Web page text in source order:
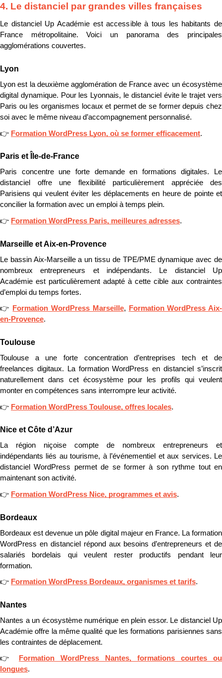
4. Le distanciel par grandes villes françaises
Le distanciel Up Académie est accessible à tous les habitants de
France métropolitaine. Voici un panorama des principales
agglomérations couvertes.
Lyon
Lyon est la deuxième agglomération de France avec un écosystème
digital dynamique. Pour les Lyonnais, le distanciel évite le trajet vers
Paris ou les organismes locaux et permet de se former depuis chez
soi avec le même niveau d’accompagnement personnalisé.
👉 Formation WordPress Lyon, où se former efficacement.
Paris et Île-de-France
Paris concentre une forte demande en formations digitales. Le
distanciel offre une flexibilité particulièrement appréciée des
Parisiens qui veulent éviter les déplacements en heure de pointe et
concilier la formation avec un emploi à temps plein.
👉 Formation WordPress Paris, meilleures adresses.
Marseille et Aix-en-Provence
Le bassin Aix-Marseille a un tissu de TPE/PME dynamique avec de
nombreux entrepreneurs et indépendants. Le distanciel Up
Académie est particulièrement adapté à cette cible aux contraintes
d’emploi du temps fortes.
👉 Formation WordPress Marseille,
Formation WordPress Aix-
en-Provence.
Toulouse
Toulouse a une forte concentration d’entreprises tech et de
freelances digitaux. La formation WordPress en distanciel s’inscrit
naturellement dans cet écosystème pour les profils qui veulent
monter en compétences sans interrompre leur activité.
👉 Formation WordPress Toulouse, offres locales.
Nice et Côte d’Azur
La région niçoise compte de nombreux entrepreneurs et
indépendants liés au tourisme, à l’événementiel et aux services. Le
distanciel WordPress permet de se former à son rythme tout en
maintenant son activité.
👉 Formation WordPress Nice, programmes et avis.
Bordeaux
Bordeaux est devenue un pôle digital majeur en France. La formation
WordPress en distanciel répond aux besoins d’entrepreneurs et de
salariés bordelais qui veulent rester productifs pendant leur
formation.
👉 Formation WordPress Bordeaux, organismes et tarifs.
Nantes
Nantes a un écosystème numérique en plein essor. Le distanciel Up
Académie offre la même qualité que les formations parisiennes sans
les contraintes de déplacement.
👉
Formation WordPress Nantes, formations courtes ou
longues.